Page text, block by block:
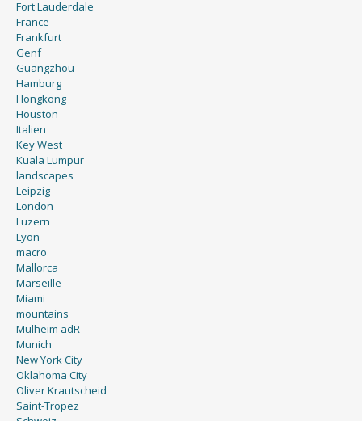
Fort Lauderdale
France
Frankfurt
Genf
Guangzhou
Hamburg
Hongkong
Houston
Italien
Key West
Kuala Lumpur
landscapes
Leipzig
London
Luzern
Lyon
macro
Mallorca
Marseille
Miami
mountains
Mülheim adR
Munich
New York City
Oklahoma City
Oliver Krautscheid
Saint-Tropez